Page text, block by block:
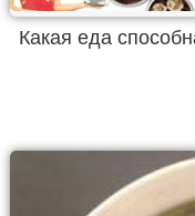
Какая еда